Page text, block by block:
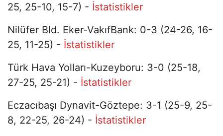
25, 25-10, 15-7) - İstatistikler
Nilüfer Bld. Eker-VakıfBank: 0-3 (24-26, 16-
25, 11-25) - İstatistikler
Türk Hava Yolları-Kuzeyboru: 3-0 (25-18,
27-25, 25-21) - İstatistikler
Eczacıbaşı Dynavit-Göztepe: 3-1 (25-9, 25-
8, 22-25, 26-24) - İstatistikler